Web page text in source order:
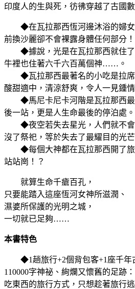
印度人的生與死，彷彿穿越了古國
◆在瓦拉那西恆河邊沐浴的婦女
前換沙麗卻不會裸露身體任何部分！
◆據說，光是在瓦拉那西就住了
牛裡也住著六千六百萬個神……。
◆瓦拉那西最著名的小吃是拉席
酸甜適中，清涼舒爽，令人一見鍾情
◆馬尼卡尼卡河階是瓦拉那西最
後一站，更是人生命最後的停泊處。
◆夜空若失去星光，人們就不會
沒了祭祀，等於失去了最耀目的光芒
◆每個大神都在瓦拉那西開了旅
站站崗！？
就算生命千瘡百孔，
只要能踏入這座恆河女神所滋潤、
濕婆所保護的光明之城，
一切就已足夠……
本書特色
◆1趟旅行+2個背包客+1座千年
110000字神祕、絢爛又懷舊的足跡
吃東西的旅行方式，只想趁著旅行